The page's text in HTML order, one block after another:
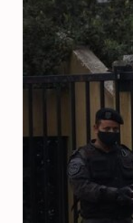
ESPECTÁCULOS
NACIONALES
REGIONALES
SALUD